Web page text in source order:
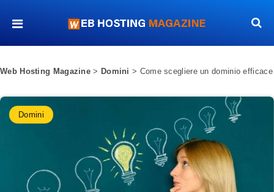
Web Hosting Magazine > Domini > Come scegliere un dominio efficace
Domini